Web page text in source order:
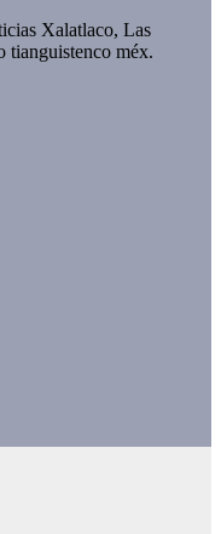
Xalatlaco, Las
tianguistenco méx.